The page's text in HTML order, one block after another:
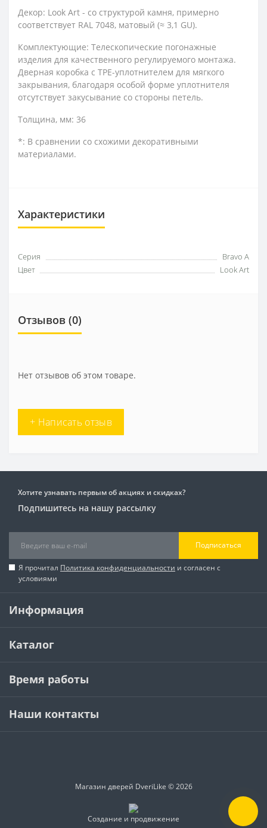
Декор: Look Art - со структурой камня, примерно
соответствует RAL 7048, матовый (≈ 3,1 GU).
Комплектующие: Телескопические погонажные
изделия для качественного регулируемого монтажа.
Дверная коробка с TPE-уплотнителем для мягкого
закрывания, благодаря особой форме уплотнителя
отсутствует закусывание со стороны петель.
Толщина, мм: 36
*: В сравнении со схожими декоративными
материалами.
Характеристики
Серия
Bravo A
Цвет
Look Art
Отзывов (0)
Нет отзывов об этом товаре.
+ Написать отзыв
Хотите узнавать первым об акциях и скидках?
Подпишитесь на нашу рассылку
Подписаться
Я прочитал Политика конфиденциальности и согласен с
условиями
Информация
Каталог
Время работы
Наши контакты
Магазин дверей DveriLike © 2026
Создание и продвижение